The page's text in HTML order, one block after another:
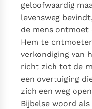
geloofwaardig
levensweg
de mens ontmoet
Hem te
verkondiging van
richt zich tot de
een overtuiging
zich een weg
Bijbelse woord